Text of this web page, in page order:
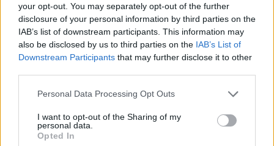
your opt-out. You may separately opt-out of the further
disclosure of your personal information by third parties on the
IAB’s list of downstream participants. This information may
also be disclosed by us to third parties on the IAB’s List of
Downstream Participants that may further disclose it to other
Personal Data Processing Opt Outs
I want to opt-out of the Sharing of my
personal data.
Opted In
21:39
«Δικαίωμα στη Λήθη» για τα άτομα με ιστορικό καρκίνου
στην Ελλάδα - Τι αλλάζει
21:32
Στέλιος Ράμφος: Η πορεία και το έργο ενός σπουδαίου
Ο καιρός στην Κρήτη την Τρίτη